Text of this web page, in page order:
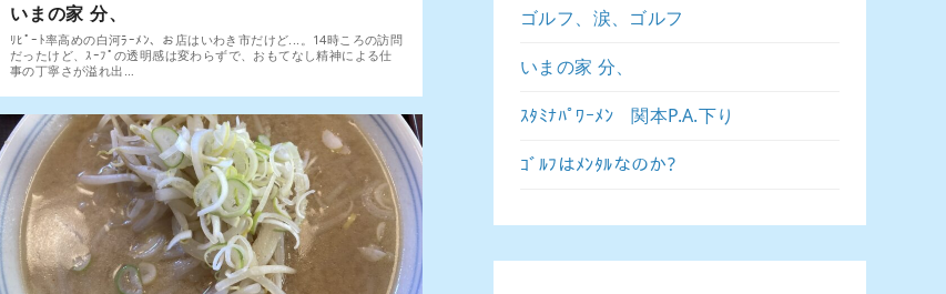
いまの家 分、
ﾘﾋﾟｰﾄ率高めの白河ﾗｰﾒﾝ、お店はいわき市だけど...。14時ころの訪問
だったけど、ｽｰﾌﾟの透明感は変わらずで、おもてなし精神による仕
事の丁寧さが溢れ出…
ゴルフ、涙、ゴルフ
いまの家 分、
ｽﾀﾐﾅﾊﾟﾜｰﾒﾝ 関本P.A.下り
ｺﾞﾙﾌはﾒﾝﾀﾙなのか?